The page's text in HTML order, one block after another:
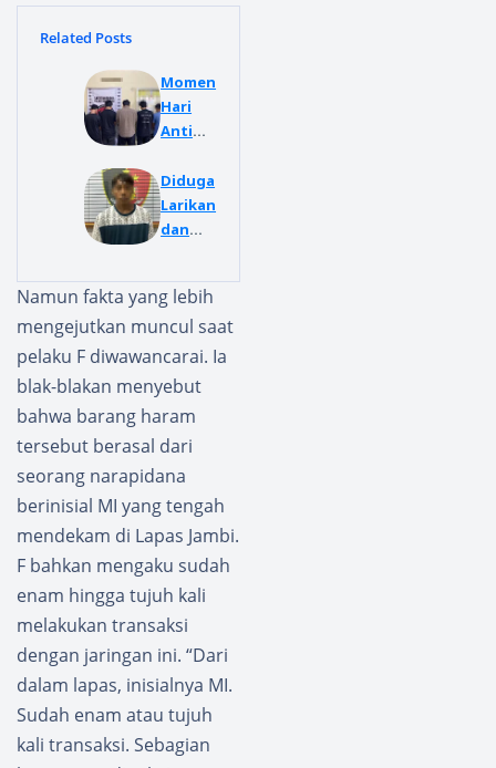
Related Posts
Momen
Hari
Anti
ika
Intern
asional
Kanan
Bekuk
Penge
dan
Pengg
una
Sabu-
Diduga
Larikan
dan
Anak di
Bawah
Umur,
Pemud
a Ini
dibeku
k Polisi
Namun fakta yang lebih
mengejutkan muncul saat
pelaku F diwawancarai. Ia
blak-blakan menyebut
bahwa barang haram
tersebut berasal dari
seorang narapidana
berinisial MI yang tengah
mendekam di Lapas Jambi.
F bahkan mengaku sudah
enam hingga tujuh kali
melakukan transaksi
dengan jaringan ini. “Dari
dalam lapas, inisialnya MI.
Sudah enam atau tujuh
kali transaksi. Sebagian